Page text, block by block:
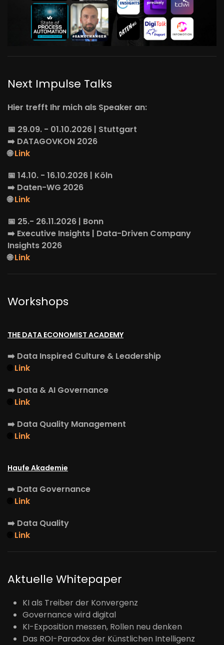
Next Impulse Talks
Hier trefft Ihr mich als Speaker an:
📅 29.09. - 01.10.2026 | Stuttgart
➡️ DATAGOVKON 2026
🌐Link
📅 14.10. - 16.10.2026 | Köln
➡️ Daten-WG 2026
🌐Link
📅 25.- 26.11.2026 | Bonn
➡️ Executive Insights | Data-Driven Company
Insights 2026
🌐Link
Workshops
THE DATA ECONOMIST ACADEMY
➡️ Data Inspired Culture & Leadership
Link
➡️ Data & AI Governance
Link
➡️ Data Quality Management
Link
Haufe Akademie
➡️ Data Governance
Link
➡️ Data Quality
Link
Aktuelle Whitepaper
KI als Treiber der Konvergenz
Governance wird digital
KI-Exposition messen, Rollen neu denken
Das ROI-Paradox der Künstlichen Intelligenz